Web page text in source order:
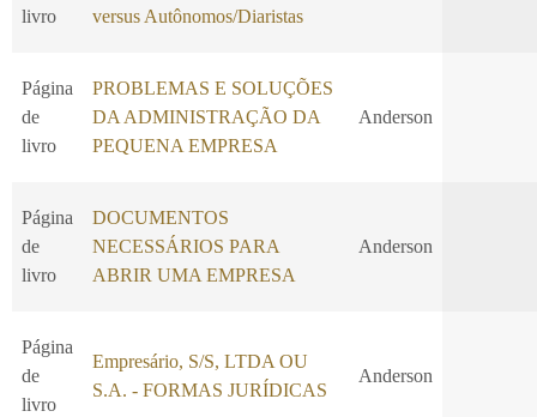
livro
versus Autônomos/Diaristas
Página
de
livro
PROBLEMAS E SOLUÇÕES
DA ADMINISTRAÇÃO DA
PEQUENA EMPRESA
Anderson
Página
de
livro
DOCUMENTOS
NECESSÁRIOS PARA
ABRIR UMA EMPRESA
Anderson
Página
de
livro
Empresário, S/S, LTDA OU
S.A. - FORMAS JURÍDICAS
Anderson